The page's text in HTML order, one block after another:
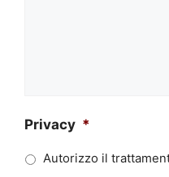
Privacy *
Autorizzo il